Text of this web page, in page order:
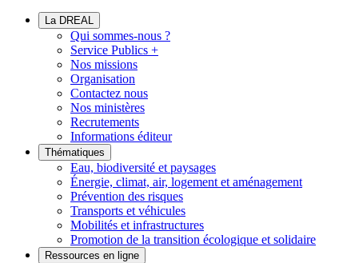
La DREAL
Qui sommes-nous ?
Service Publics +
Nos missions
Organisation
Contactez nous
Nos ministères
Recrutements
Informations éditeur
Thématiques
Eau, biodiversité et paysages
Énergie, climat, air, logement et aménagement
Prévention des risques
Transports et véhicules
Mobilités et infrastructures
Promotion de la transition écologique et solidaire
Ressources en ligne